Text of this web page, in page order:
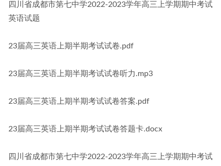
四川省成都市第七中学2022-2023学年高三上学期期中考试
英语试题
23届高三英语上期半期考试试卷.pdf
23届高三英语上期半期考试试卷听力.mp3
23届高三英语上期半期考试试卷答案.pdf
23届高三英语上期半期考试试卷答题卡.docx
四川省成都市第七中学2022-2023学年高三上学期期中考试